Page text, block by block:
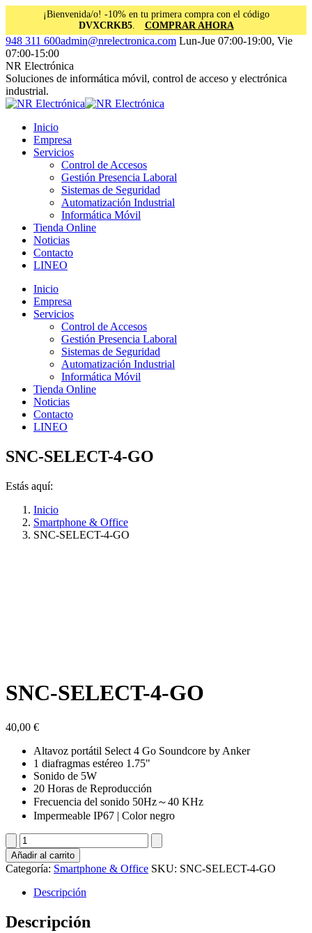
¡Bienvenida/o! -10% en tu primera compra con el código
DVXCRKB5. COMPRAR AHORA
Saltar
al
contenido
Facebook
page
opens
in
new
window
Instagram
page
opens
in
new
window
Linkedin
page
opens
in
new
window
948 311 600admin@nrelectronica.com Lun-Jue 07:00-19:00, Vie
07:00-15:00
NR Electrónica
Soluciones de informática móvil, control de acceso y electrónica
industrial.
Inicio
Empresa
Servicios
Control de Accesos
Gestión Presencia Laboral
Sistemas de Seguridad
Automatización Industrial
Informática Móvil
Tienda Online
Noticias
Contacto
LINEO
Inicio
Empresa
Servicios
Control de Accesos
Gestión Presencia Laboral
Sistemas de Seguridad
Automatización Industrial
Informática Móvil
Tienda Online
Noticias
Contacto
LINEO
SNC-SELECT-4-GO
Estás aquí:
Inicio
Smartphone & Office
SNC-SELECT-4-GO
SNC-SELECT-4-GO
40,00 €
Altavoz portátil Select 4 Go Soundcore by Anker
1 diafragmas estéreo 1.75"
Sonido de 5W
20 Horas de Reproducción
Frecuencia del sonido 50Hz～40 KHz
Impermeable IP67 | Color negro
SNC-
SELECT-
4-
GO
cantidad
Añadir al carrito
Categoría: Smartphone & Office SKU: SNC-SELECT-4-GO
Descripción
Descripción